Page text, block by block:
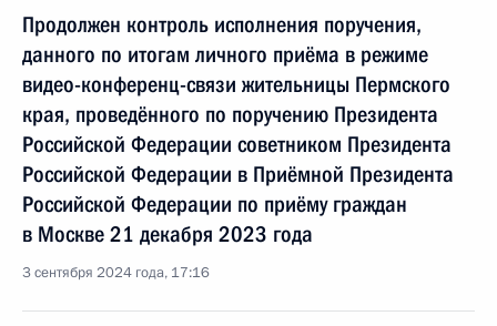
Продолжен контроль исполнения поручения,
данного по итогам личного приёма в режиме
видео-конференц-связи жительницы Пермского
края, проведённого по поручению Президента
Российской Федерации советником Президента
Российской Федерации в Приёмной Президента
Российской Федерации по приёму граждан
в Москве 21 декабря 2023 года
3 сентября 2024 года, 17:16